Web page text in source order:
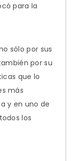
para la
sólo por sus
por su
que lo
más
y en uno de
los